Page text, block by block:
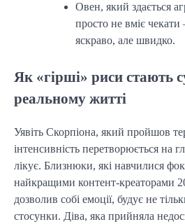
Овен, який здається
просто не вміє
яскраво, але швидко.
Як «гірші» риси стають
реальному житті
Уявіть Скорпіона, який пройшов
інтенсивність перетворюється на
лікує. Близнюки, які навчилися
найкращими контент-креаторами
дозволив собі емоції, будує не
стосунки. Діва, яка прийняла